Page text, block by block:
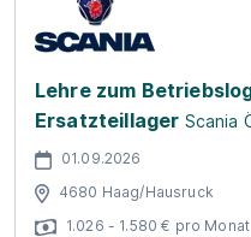
Lehre zum
Ersatzteillager Scania
01.09.2026
4680 Haag/Hausruck
1.026 - 1.580 € pro Monat